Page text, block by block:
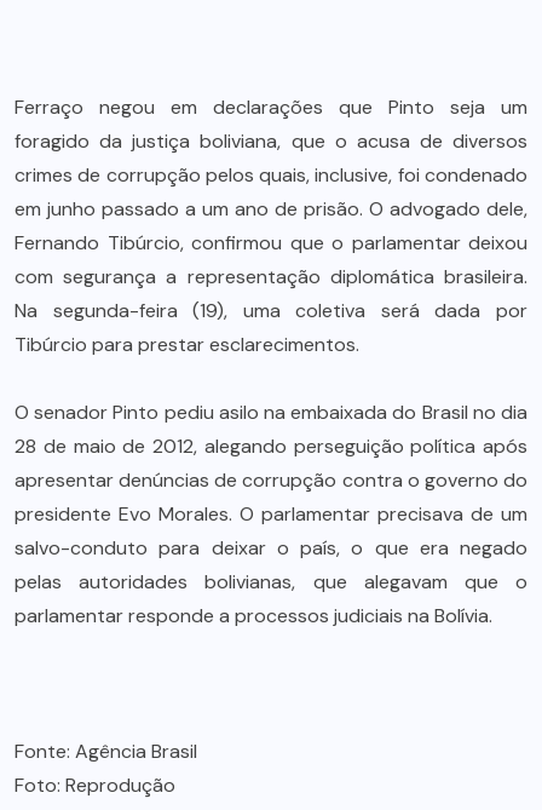
Ferraço negou em declarações que Pinto seja um
foragido da justiça boliviana, que o acusa de diversos
crimes de corrupção pelos quais, inclusive, foi condenado
em junho passado a um ano de prisão. O advogado dele,
Fernando Tibúrcio, confirmou que o parlamentar deixou
com segurança a representação diplomática brasileira.
Na segunda-feira (19), uma coletiva será dada por
Tibúrcio para prestar esclarecimentos.
O senador Pinto pediu asilo na embaixada do Brasil no dia
28 de maio de 2012, alegando perseguição política após
apresentar denúncias de corrupção contra o governo do
presidente Evo Morales. O parlamentar precisava de um
salvo-conduto para deixar o país, o que era negado
pelas autoridades bolivianas, que alegavam que o
parlamentar responde a processos judiciais na Bolívia.
Fonte: Agência Brasil
Foto: Reprodução